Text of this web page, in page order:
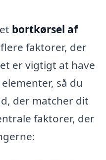
bortkørsel af
faktorer, der
er vigtigt at have
så du
der matcher dit
faktorer, der